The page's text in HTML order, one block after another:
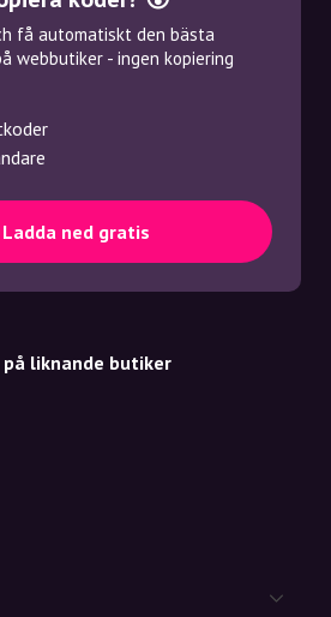
få automatiskt den bästa
webbutiker - ingen kopiering
Ladda ned gratis
liknande butiker